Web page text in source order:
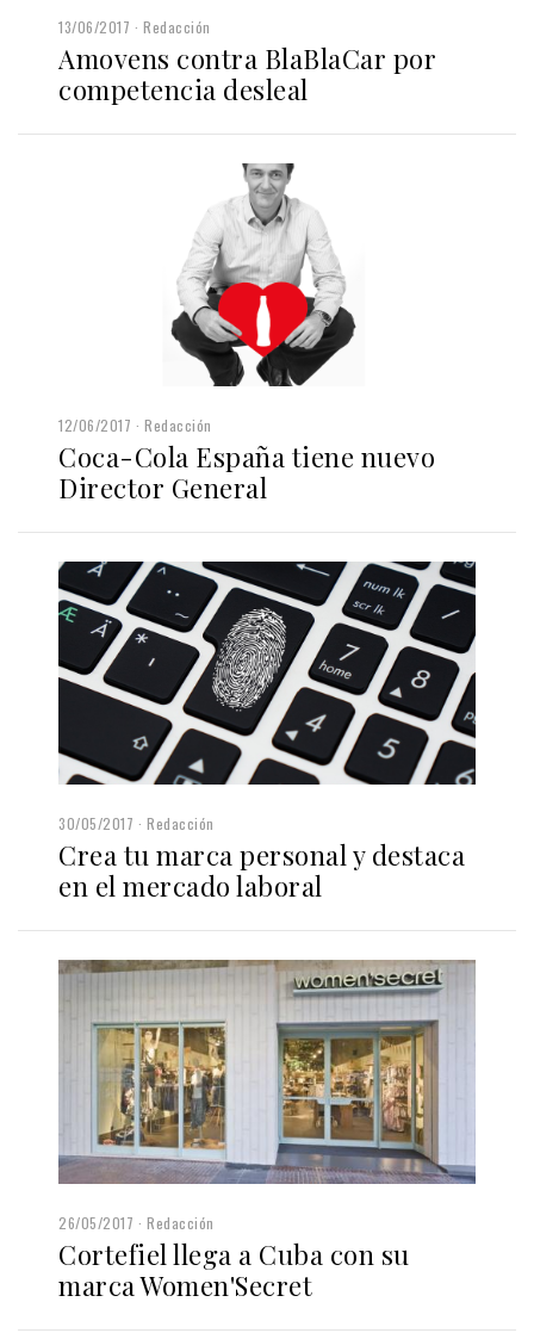
13/06/2017 Redacción
Amovens contra BlaBlaCar por
competencia desleal
12/06/2017 Redacción
Coca-Cola España tiene nuevo
Director General
30/05/2017 Redacción
Crea tu marca personal y destaca
en el mercado laboral
26/05/2017 Redacción
Cortefiel llega a Cuba con su
marca Women'Secret